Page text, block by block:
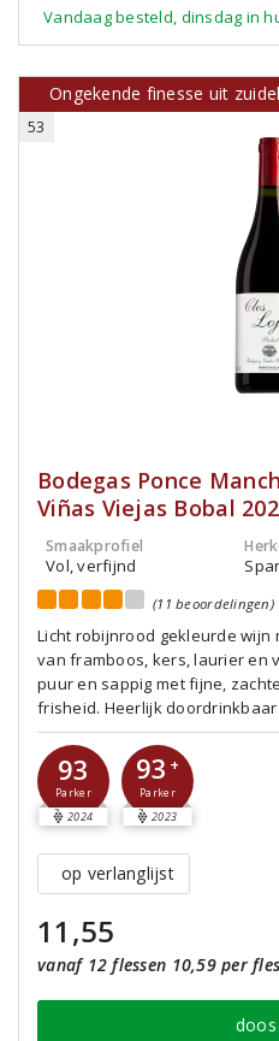
Vandaag besteld, dinsdag in
Ongekende finesse uit
53
Bodegas Ponce
Viñas Viejas Bobal
Smaakprofiel
Vol, verfijnd
(11 beoordelingen)
Licht robijnrood gekleurde
van framboos, kers, laurier en
puur en sappig met fijne,
frisheid. Heerlijk
93
Parker
2024
93 +
Parker
2023
op verlanglijst
11,55
vanaf 12 flessen 10,59 per fles
doos